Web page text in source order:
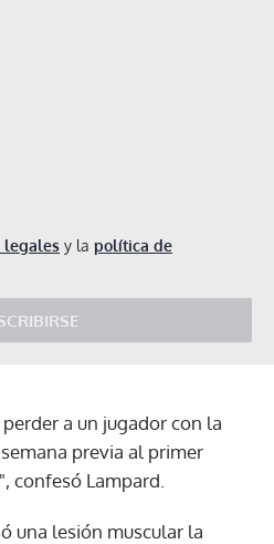
legales y la política de
a un jugador con la
previa al primer
confesó Lampard.
una lesión muscular la